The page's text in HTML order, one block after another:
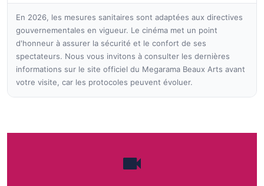
En 2026, les mesures sanitaires sont adaptées aux directives
gouvernementales en vigueur. Le cinéma met un point
d'honneur à assurer la sécurité et le confort de ses
spectateurs. Nous vous invitons à consulter les dernières
informations sur le site officiel du Megarama Beaux Arts avant
votre visite, car les protocoles peuvent évoluer.